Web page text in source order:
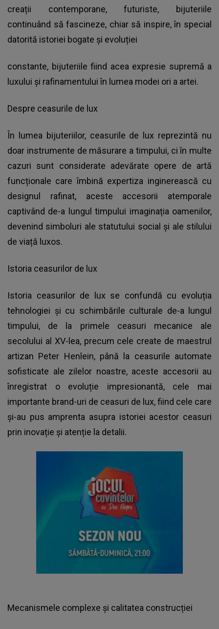
creații contemporane, futuriste, bijuteriile
continuând să fascineze, chiar să inspire, în special
datorită istoriei bogate și evoluției
constante, bijuteriile fiind acea expresie supremă a
luxului și rafinamentului în lumea modei ori a artei.
Despre ceasurile de lux
În lumea bijuteriilor, ceasurile de lux reprezintă nu
doar instrumente de măsurare a timpului, ci în multe
cazuri sunt considerate adevărate opere de artă
funcționale care îmbină expertiza inginerească cu
designul rafinat, aceste accesorii atemporale
captivând de-a lungul timpului imaginația oamenilor,
devenind simboluri ale statutului social și ale stilului
de viață luxos.
Istoria ceasurilor de lux
Istoria ceasurilor de lux se confundă cu evoluția
tehnologiei și cu schimbările culturale de-a lungul
timpului, de la primele ceasuri mecanice ale
secolului al XV-lea, precum cele create de maestrul
artizan Peter Henlein, până la ceasurile automate
sofisticate ale zilelor noastre, aceste accesorii au
înregistrat o evoluție impresionantă, cele mai
importante brand-uri de ceasuri de lux, fiind cele care
și-au pus amprenta asupra istoriei acestor ceasuri
prin inovație și atenție la detalii.
Mecanismele complexe și calitatea construcției